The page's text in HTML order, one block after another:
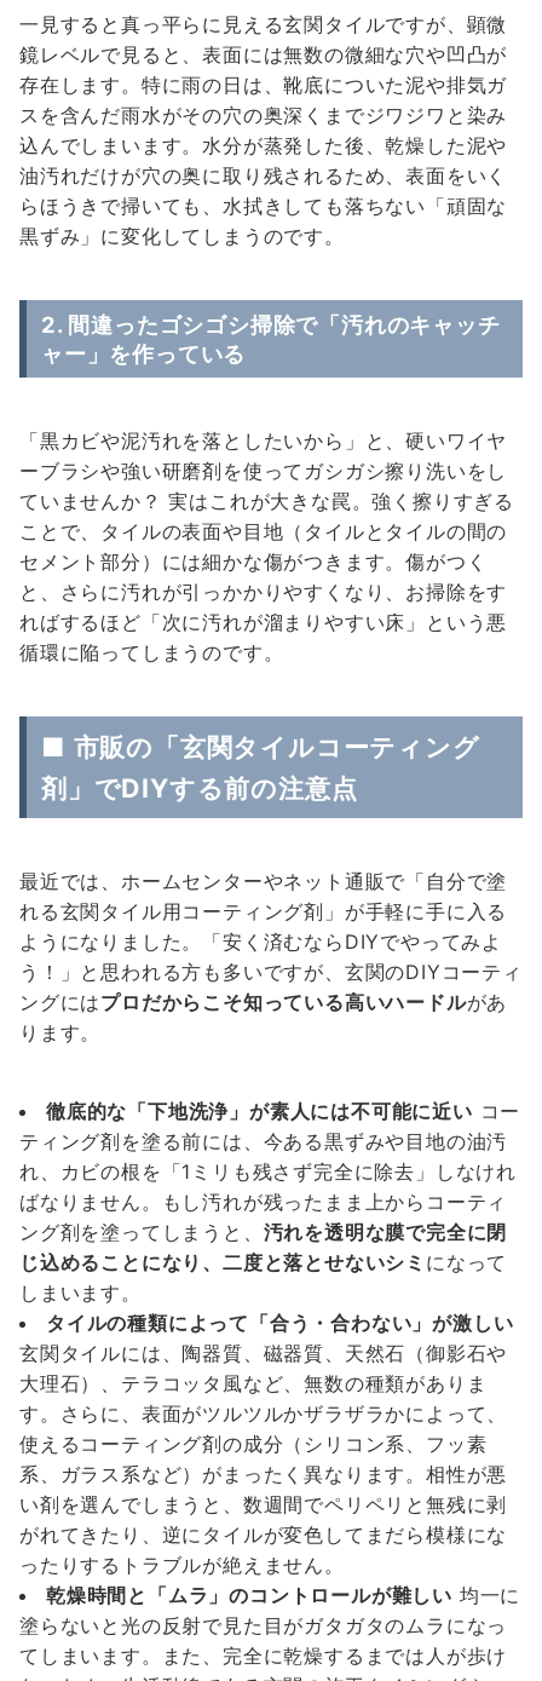
一見すると真っ平らに見える玄関タイルですが、顕微
鏡レベルで見ると、表面には無数の微細な穴や凹凸が
存在します。特に雨の日は、靴底についた泥や排気ガ
スを含んだ雨水がその穴の奥深くまでジワジワと染み
込んでしまいます。水分が蒸発した後、乾燥した泥や
油汚れだけが穴の奥に取り残されるため、表面をいく
らほうきで掃いても、水拭きしても落ちない「頑固な
黒ずみ」に変化してしまうのです。
2. 間違ったゴシゴシ掃除で「汚れのキャッチ
ャー」を作っている
「黒カビや泥汚れを落としたいから」と、硬いワイヤ
ーブラシや強い研磨剤を使ってガシガシ擦り洗いをし
ていませんか？ 実はこれが大きな罠。強く擦りすぎる
ことで、タイルの表面や目地（タイルとタイルの間の
セメント部分）には細かな傷がつきます。傷がつく
と、さらに汚れが引っかかりやすくなり、お掃除をす
ればするほど「次に汚れが溜まりやすい床」という悪
循環に陥ってしまうのです。
■ 市販の「玄関タイルコーティング
剤」でDIYする前の注意点
最近では、ホームセンターやネット通販で「自分で塗
れる玄関タイル用コーティング剤」が手軽に手に入る
ようになりました。「安く済むならDIYでやってみよ
う！」と思われる方も多いですが、玄関のDIYコーティ
ングにはプロだからこそ知っている高いハードルがあ
ります。
徹底的な「下地洗浄」が素人には不可能に近い コー
ティング剤を塗る前には、今ある黒ずみや目地の油汚
れ、カビの根を「1ミリも残さず完全に除去」しなけれ
ばなりません。もし汚れが残ったまま上からコーティ
ング剤を塗ってしまうと、 汚れを透明な膜で完全に閉
じ込めることになり、二度と落とせないシミ になって
しまいます。
タイルの種類によって「合う・合わない」が激しい
玄関タイルには、陶器質、磁器質、天然石（御影石や
大理石）、テラコッタ風など、無数の種類がありま
す。さらに、表面がツルツルかザラザラかによって、
使えるコーティング剤の成分（シリコン系、フッ素
系、ガラス系など）がまったく異なります。相性が悪
い剤を選んでしまうと、数週間でペリペリと無残に剥
がれてきたり、逆にタイルが変色してまだら模様にな
ったりするトラブルが絶えません。
乾燥時間と「ムラ」のコントロールが難しい 均一に
塗らないと光の反射で見た目がガタガタのムラになっ
てしまいます。また、完全に乾燥するまでは人が歩け